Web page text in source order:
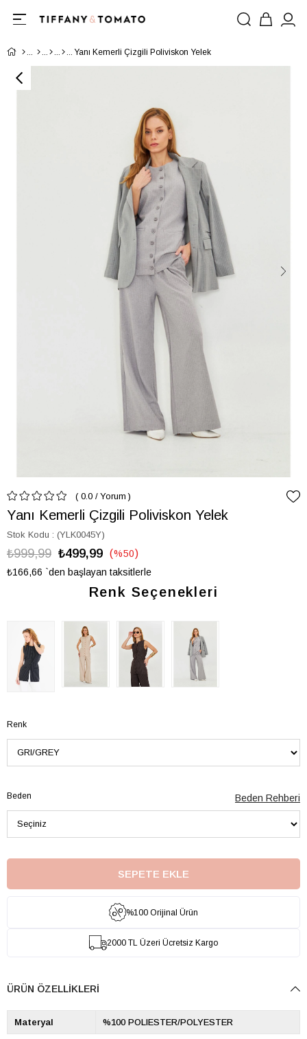
Yanı Kemerli Çizgili Poliviskon Yelek
0.0 / Yorum
Yanı Kemerli Çizgili Poliviskon Yelek
Stok Kodu (YLK0045Y)
₺999,99 ₺499,99 %50
İndirim
₺166,66 `den başlayan taksitlerle
Renk Seçenekleri
Renk
Beden Beden Rehberi
%100 Orijinal Ürün
2000 TL Üzeri Ücretsiz Kargo
ÜRÜN ÖZELLIKLERI
Materyal %100 POLIESTER/POLYESTER